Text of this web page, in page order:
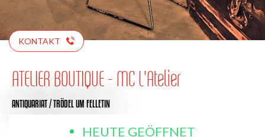
KONTAKT
ATELIER BOUTIQUE - MC L'Atelier
ANTIQUARIAT / TRÖDEL UM FELLETIN
HEUTE GEÖFFNET